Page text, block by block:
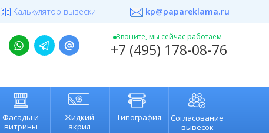
kp@papareklama.ru
Калькулятор вывески
Звоните, мы сейчас работаем
+7 (495) 178-08-76
Фасады и
витрины
Жидкий
акрил
Типография
Согласование
вывесок